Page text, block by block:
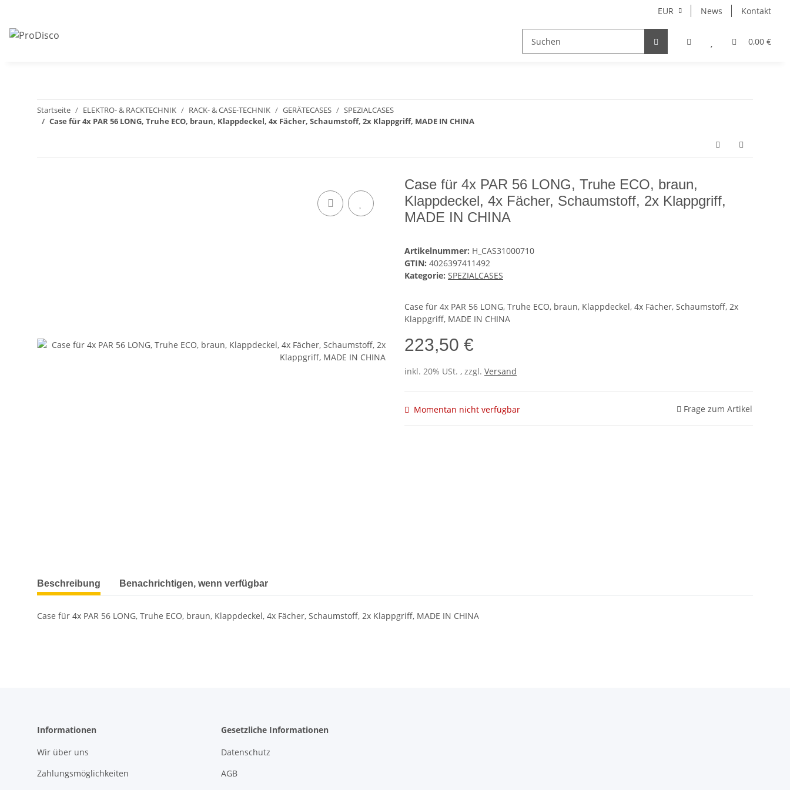
EUR News Kontakt
0,00 €
Startseite ELEKTRO- & RACKTECHNIK RACK- & CASE-TECHNIK GERÄTECASES
SPEZIALCASES
Case für 4x PAR 56 LONG, Truhe ECO, braun, Klappdeckel, 4x Fächer, Schaumstoff, 2x Klappgriff, MADE IN CHINA
Case für 4x PAR 56 LONG, Truhe ECO, braun,
Klappdeckel, 4x Fächer, Schaumstoff, 2x Klappgriff,
MADE IN CHINA
Artikelnummer: H_CAS31000710
GTIN: 4026397411492
Kategorie: SPEZIALCASES
Case für 4x PAR 56 LONG, Truhe ECO, braun, Klappdeckel, 4x Fächer, Schaumstoff, 2x
Klappgriff, MADE IN CHINA
223,50 €
inkl. 20% USt. , zzgl. Versand
Momentan nicht verfügbar Frage zum Artikel
Beschreibung Benachrichtigen, wenn verfügbar
Case für 4x PAR 56 LONG, Truhe ECO, braun, Klappdeckel, 4x Fächer, Schaumstoff, 2x Klappgriff, MADE IN CHINA
Informationen
Wir über uns
Zahlungsmöglichkeiten
Gesetzliche Informationen
Datenschutz
AGB